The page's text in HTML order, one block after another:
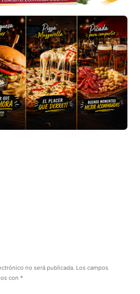
no será publicada. Los campos
con *